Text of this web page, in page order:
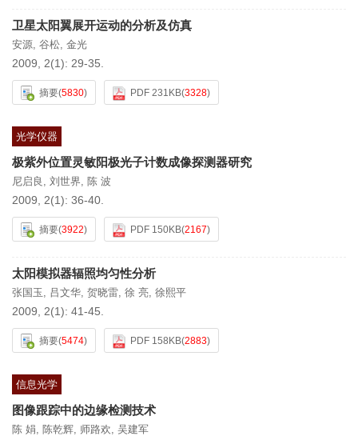
卫星太阳翼展开运动的分析及仿真
安源, 谷松, 金光
2009, 2(1): 29-35.
摘要(5830) PDF 231KB(3328)
光学仪器
极紫外位置灵敏阳极光子计数成像探测器研究
尼启良 , 刘世界, 陈 波
2009, 2(1): 36-40.
摘要(3922) PDF 150KB(2167)
太阳模拟器辐照均匀性分析
张国玉, 吕文华, 贺晓雷, 徐 亮, 徐熙平
2009, 2(1): 41-45.
摘要(5474) PDF 158KB(2883)
信息光学
图像跟踪中的边缘检测技术
陈 娟, 陈乾辉, 师路欢, 吴建军